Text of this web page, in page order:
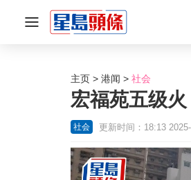
主页 港闻 社会
宏福苑五级
社会 更新时间：18:13